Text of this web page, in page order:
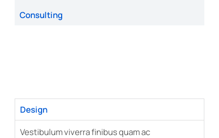
Consulting
Design
Vestibulum viverra finibus quam ac